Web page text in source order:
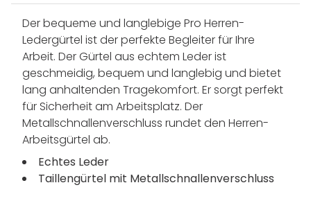
Der bequeme und langlebige Pro Herren-
Ledergürtel ist der perfekte Begleiter für Ihre
Arbeit. Der Gürtel aus echtem Leder ist
geschmeidig, bequem und langlebig und bietet
lang anhaltenden Tragekomfort. Er sorgt perfekt
für Sicherheit am Arbeitsplatz. Der
Metallschnallenverschluss rundet den Herren-
Arbeitsgürtel ab.
Echtes Leder
Taillengürtel mit Metallschnallenverschluss